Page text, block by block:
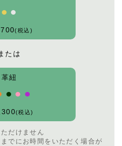
⚫︎ ⚫︎
(税込)
たは
革紐
⚫︎ ⚫︎ ⚫︎
(税込)
だけません
でにお時間をいただく場合が